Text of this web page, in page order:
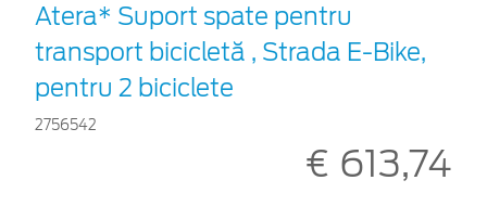
Atera* Suport spate pentru
transport bicicletă , Strada E-Bike,
pentru 2 biciclete
2756542
€ 613,74